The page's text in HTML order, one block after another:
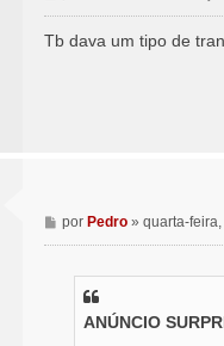
e
n
Tb dava um tipo de
M
e
porPedro »quarta-
ANÚNCIO